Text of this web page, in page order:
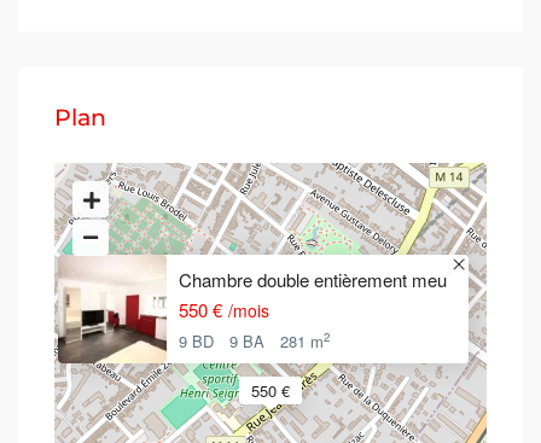
Plan
550 €
Chambre double entièrement meu
550 € /mois
9 BD 9 BA 281 m2